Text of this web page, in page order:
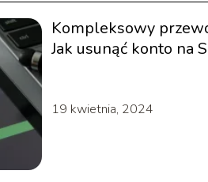
Kompleksowy
Jak usunąć konto na
19 kwietnia, 2024